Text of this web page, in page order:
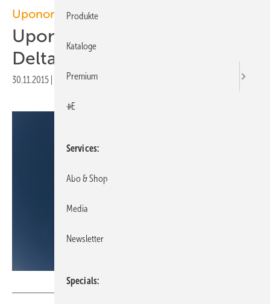
Uponor
Uponor kauft KaMo und
Delta Systemtechnik
30.11.2015 Druckvorschau
Produkte
Kataloge
Premium
+E
Services
Abo & Shop
Media
Newsletter
Specials